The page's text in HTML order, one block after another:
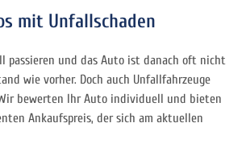
mit Unfallschaden
passieren und das Auto ist danach oft nicht
wie vorher. Doch auch Unfallfahrzeuge
bewerten Ihr Auto individuell und bieten
Ankaufspreis, der sich am aktuellen